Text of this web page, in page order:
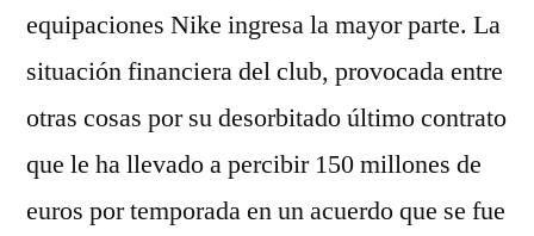
equipaciones Nike ingresa la mayor parte. La
situación financiera del club, provocada entre
otras cosas por su desorbitado último contrato
que le ha llevado a percibir 150 millones de
euros por temporada en un acuerdo que se fue